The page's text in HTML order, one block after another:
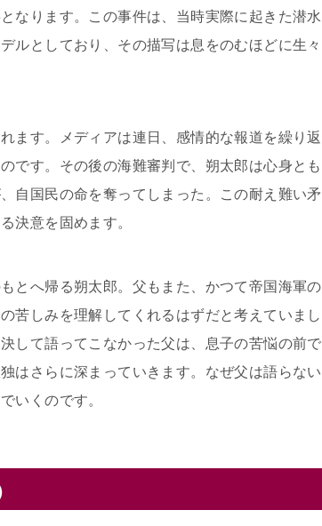
なります。この事件は、当時実際に起きた潜水
ルとしており、その描写は息をのむほどに生々
ます。メディアは連日、感情的な報道を繰り返
です。その後の海難審判で、朔太郎は心身とも
自国民の命を奪ってしまった。この耐え難い矛
決意を固めます。
とへ帰る朔太郎。父もまた、かつて帝国海軍の
苦しみを理解してくれるはずだと考えていまし
して語ってこなかった父は、息子の苦悩の前で
はさらに深まっていきます。なぜ父は語らない
いくのです。